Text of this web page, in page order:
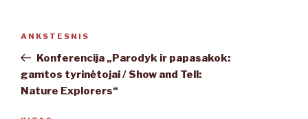
Navigacija
įrašų
Ankstesnis
įrašas
ANKSTESNIS
Konferencija „Parodyk ir papasakok:
gamtos tyrinėtojai / Show and Tell:
Nature Explorers“